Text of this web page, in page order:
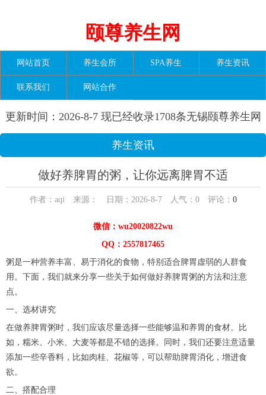
颐尊养生网
网站首页 养生会所 SPA养生 养生资讯
联系我们 网站合作
更新时间：2026-8-7 现已经收录1708条无锡颐尊养生网
信息
养生资讯
做好养脾胃的粥，让你远离脾胃不适
作者：aqi 来源： 日期：2026-8-7 人气： 0评论： 0
微信：wu20020822wu
QQ：2557817465
粥是一种营养丰富、易于消化的食物，特别适合脾胃虚弱的人群食
用。下面，我们就来分享一些关于如何做好养脾胃粥的方法和注意
点。
一、选材讲究
在做养脾胃粥时，我们应该尽量选择一些能够温和养胃的食材。比
如，糯米、小米、大麦等都是不错的选择。同时，我们还要注意适量
添加一些辛香料，比如肉桂、花椒等，可以帮助脾胃消化，增进食
欲。
二、搭配合理